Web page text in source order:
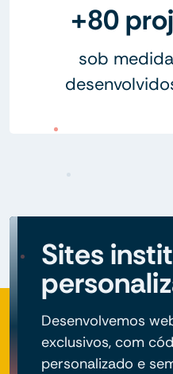
+80
sob
Sites
Desenvolvemos
exclusivos, com
personalizado e